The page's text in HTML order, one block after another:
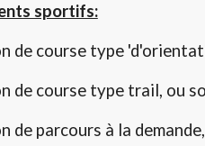
sportifs:
de course type
de course type trail, ou
de parcours à la